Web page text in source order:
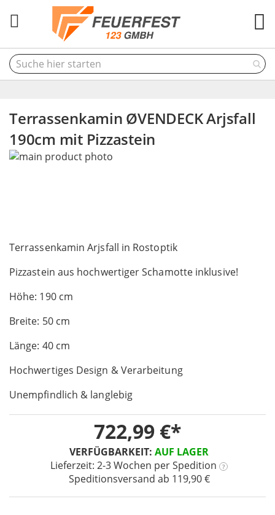
Terrassenkamin ØVENDECK Arjsfall
190cm mit Pizzastein
Terrassenkamin Arjsfall in Rostoptik
Pizzastein aus hochwertiger Schamotte inklusive!
Höhe: 190 cm
Breite: 50 cm
Länge: 40 cm
Hochwertiges Design & Verarbeitung
Unempfindlich & langlebig
VERFÜGBARKEIT: AUF LAGER
Lieferzeit: 2-3 Wochen per Spedition ?
Speditionsversand ab 119,90 €
722,99 €
Skip
gallery
to
beginning
the
images
gallery